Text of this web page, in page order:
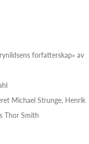
forfatterskap» av
Michael Strunge, Henrik
Thor Smith